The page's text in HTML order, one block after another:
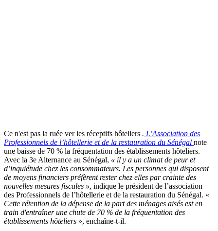
Ce n'est pas la ruée ver les réceptifs hôteliers . L’Association des
Professionnels de l’hôtellerie et de la restauration du Sénégal note
une baisse de 70 % la fréquentation des établissements hôteliers.
Avec la 3e Alternance au Sénégal, « il y a un climat de peur et
d’inquiétude chez les consommateurs. Les personnes qui disposent
de moyens financiers préfèrent rester chez elles par crainte des
nouvelles mesures fiscales », indique le président de l’association
des Professionnels de l’hôtellerie et de la restauration du Sénégal. «
Cette rétention de la dépense de la part des ménages aisés est en
train d'entraîner une chute de 70 % de la fréquentation des
établissements hôteliers », enchaîne-t-il.